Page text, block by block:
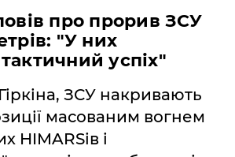
про прорив ЗСУ
"У них
успіх"
ЗСУ накривають
масованим вогнем
HIMARSів і